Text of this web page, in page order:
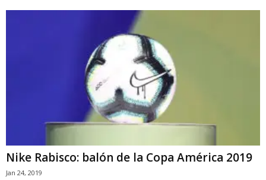
Nike Rabisco: balón de la Copa América 2019
Jan 24, 2019